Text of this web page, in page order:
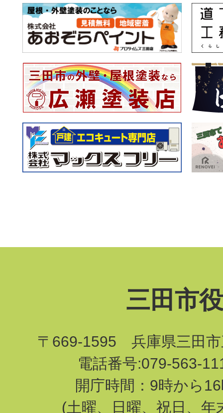
三田市
〒669-1595 兵庫県三田市
電話番号:079-563-
開庁時間：9時から
(土曜、日曜、祝日、年